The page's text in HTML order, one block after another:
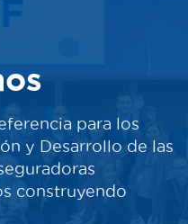
para los
y Desarrollo de las
construyendo